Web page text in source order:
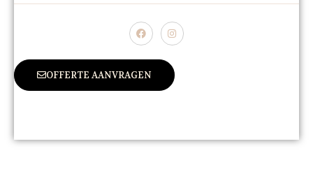
OFFERTE AANVRAGEN